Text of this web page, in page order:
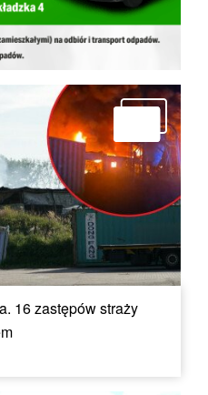
16 zastępów straży